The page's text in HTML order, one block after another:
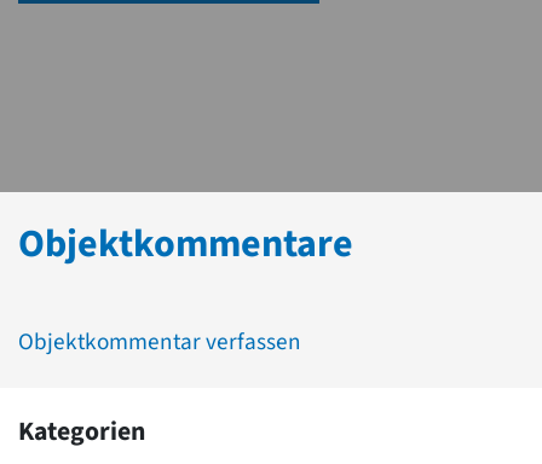
Objektkommentare
Objektkommentar verfassen
Kategorien